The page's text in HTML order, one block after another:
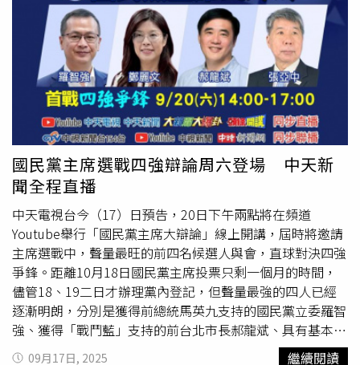
中天新聞、大新聞大爆卦、頭條開講三頻道三開直播。另
外，中視新聞台154台，中視新聞YT、庶民大頭家YT、中時
新聞網YT同步聯播。
國民黨主席選戰四強辯論周六登場 中天新
聞全程直播
中天電視台今（17）日預告，20日下午兩點將在頻道
Youtube舉行「國民黨主席大辯論」線上開講，屆時將邀請
主席選戰中，聲量最旺的前四名候選人與會，直球對決四強
爭鋒。距離10月18日國民黨主席投票只剩一個月的時間，
儘管18、19二日才辦理黨內登記，但聲量最強的四人已經
逐漸明朗，分別是獲得前總統馬英九支持的國民黨立委羅智
強、獲得「戰鬥藍」支持的前台北市長郝龍斌、具有基本教
義派支持的孫文學校總校長張亞中、話題不小的前立委鄭麗
09月17日, 2025 繼續閱讀